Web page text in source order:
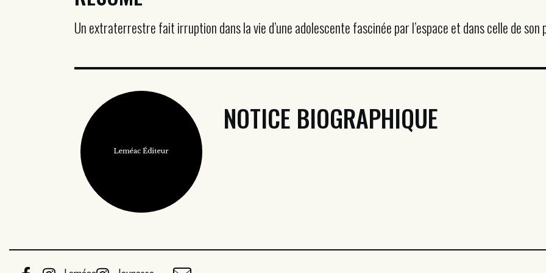
Un extraterrestre fait irruption dans la vie d’une adolescente fascinée par l’espace et dans celle de son
NOTICE BIOGRAPHIQUE